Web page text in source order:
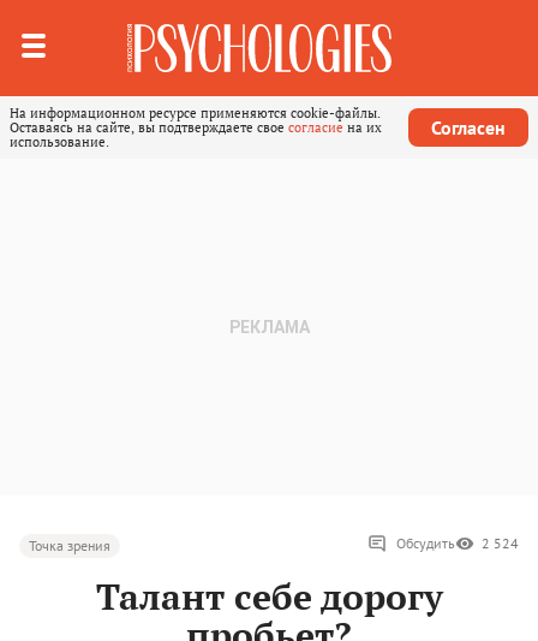
На информационном ресурсе применяются cookie-файлы.
Оставаясь на сайте, вы подтверждаете свое согласие на их
использование.
Согласен
Точка зрения Обсудить 2 524
Талант себе дорогу